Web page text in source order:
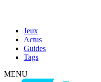
Jeux
Actus
Guides
Tags
MENU